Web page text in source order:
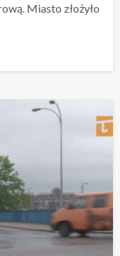
Miasto złożyło